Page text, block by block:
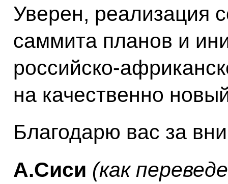
Уверен, реализация
саммита планов и
российско-
на качественно
Благодарю вас за
А.Сиси (как